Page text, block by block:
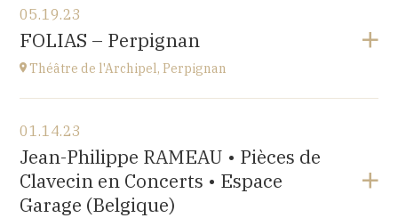
Mas Riquer, Catllar (66500)
at18H00
05.19.23
FOLIAS – Perpignan
Théâtre de l'Archipel, Perpignan
Théâtre de l'Archipel, Perpignan
Le Carré, avenue du Maréchal Leclerc, 66000
Perpignan
at
01.14.23
Jean-Philippe RAMEAU • Pièces de
Clavecin en Concerts • Espace
Garage (Belgique)